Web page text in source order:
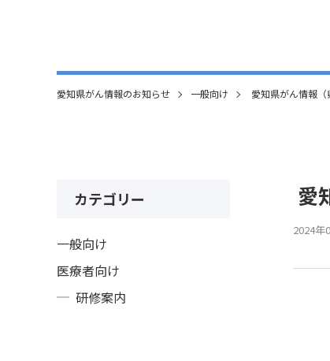
愛知県がん情報のお知らせ 一般向け 愛知県がん情報（
カテゴリー
一般向け
医療者向け
研修案内
愛
2024年